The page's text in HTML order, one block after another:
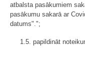
atbalsta pasākumiem
pasākumu sakarā ar
datums".";
1.5. papildināt